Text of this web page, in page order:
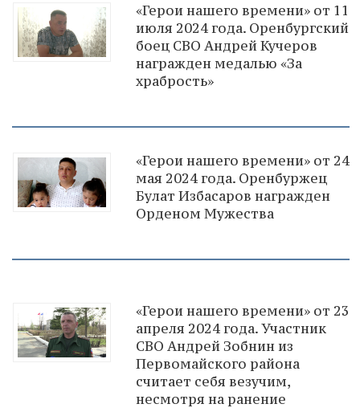
«Герои нашего времени» от 11
июля 2024 года. Оренбургский
боец СВО Андрей Кучеров
награжден медалью «За
храбрость»
«Герои нашего времени» от 24
мая 2024 года. Оренбуржец
Булат Избасаров награжден
Орденом Мужества
«Герои нашего времени» от 23
апреля 2024 года. Участник
СВО Андрей Зобнин из
Первомайского района
считает себя везучим,
несмотря на ранение